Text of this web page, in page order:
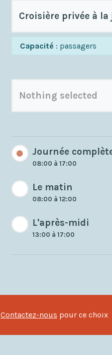
Croisière privée à la
Capacité : passagers
Nothing selected
Journée
08:00 à 17:00
Le matin
08:00 à 12:00
L'après-midi
13:00 à 17:00
Contactez-nous pour ce choix